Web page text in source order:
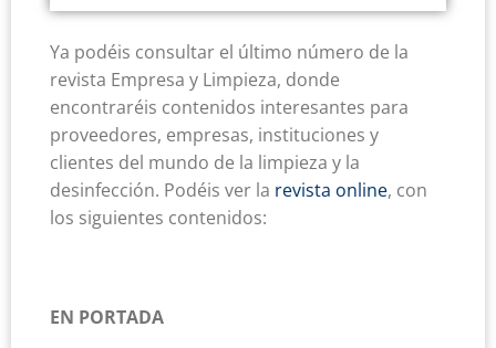
Ya podéis consultar el último número de la
revista Empresa y Limpieza, donde
encontraréis contenidos interesantes para
proveedores, empresas, instituciones y
clientes del mundo de la limpieza y la
desinfección. Podéis ver la revista online, con
los siguientes contenidos:
EN PORTADA